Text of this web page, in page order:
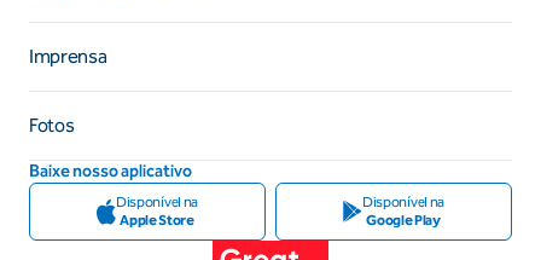
Imprensa
Fotos
Baixe nosso aplicativo
Disponível na
Apple Store
Disponível na
Google Play